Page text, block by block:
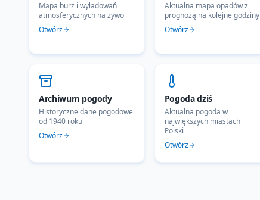
Mapa burz i wyładowań
atmosferycznych na żywo
Otwórz
Aktualna mapa opadów z
prognozą na kolejne godziny
Otwórz
Archiwum pogody
Historyczne dane pogodowe
od 1940 roku
Otwórz
Pogoda dziś
Aktualna pogoda w
największych miastach
Polski
Otwórz